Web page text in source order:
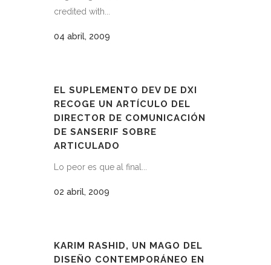
credited with...
04 abril, 2009
EL SUPLEMENTO DEV DE DXI
RECOGE UN ARTÍCULO DEL
DIRECTOR DE COMUNICACIÓN
DE SANSERIF SOBRE
ARTICULADO
Lo peor es que al final...
02 abril, 2009
KARIM RASHID, UN MAGO DEL
DISEÑO CONTEMPORÁNEO EN